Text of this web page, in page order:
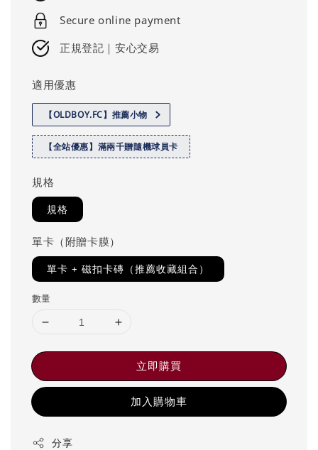
Secure online payment
正規登記｜安心交易
適用優惠
【OLDBOY.FC】推薦小物
【全站優惠】滿兩千贈隨機球員卡
規格
規格
單卡（附贈卡膜）
單卡 + 磁扣卡磚（推薦收藏組合）
數量
立即購買
加入購物車
分享